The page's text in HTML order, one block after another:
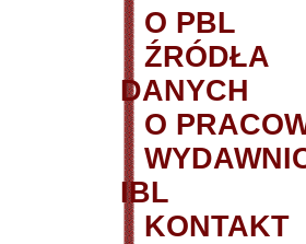
O PBL
ŹRÓDŁA
DANYCH
O
IBL
KONTAKT